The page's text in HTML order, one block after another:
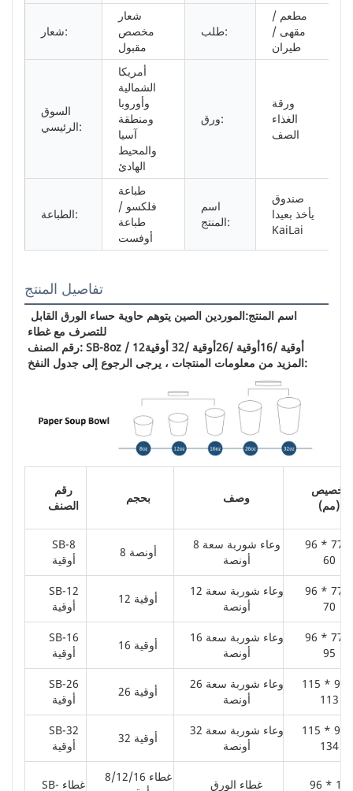
شعار:
شعار
مخصص
مقبول
طلب:
مطعم /
مقهى /
طيران
السوق
الرئيسي:
أمريكا
الشمالية
وأوروبا
ومنطقة
آسيا
والمحيط
الهادئ
ورق:
ورقة
الغذاء
الصف
الطباعة:
طباعة
فلكسو /
طباعة
أوفست
اسم
المنتج:
صندوق
يأخذ بعيدا
KaiLai
تفاصيل المنتج
اسم المنتج:
للتصرف مع غطاء
رقم الصنف: SB-8oz / 12
أوقية /16أوقية /26أوقية /32 أوقية
المزيد من معلومات المنتجات ، يرجى الرجوع إلى جدول النفخ:
رقم
الصنف
بحجم وصف
تخصيص
(مم)
SB-8
أوقية
8 أونصة
وعاء شوربة سعة 8
أونصة
96 * 77 *
60
SB-12
أوقية
12 أوقية
وعاء شوربة سعة 12
أونصة
96 * 77 *
70
SB-16
أوقية
16 أوقية
وعاء شوربة سعة 16
أونصة
96 * 77 *
95
SB-26
أوقية
26 أوقية
وعاء شوربة سعة 26
أونصة
115 * 90
113
SB-32
أوقية
32 أوقية
وعاء شوربة سعة 32
أونصة
115 * 90
134
SB- غطاء
غطاء 8/12/16
غطاء الورق 96 * 15